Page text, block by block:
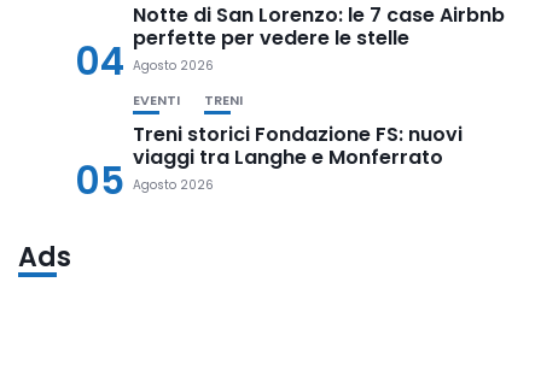
04
Notte di San Lorenzo: le 7 case Airbnb
perfette per vedere le stelle
Agosto 2026
05
EVENTI TRENI
Treni storici Fondazione FS: nuovi
viaggi tra Langhe e Monferrato
Agosto 2026
Ads